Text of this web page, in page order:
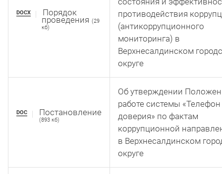
DOCX Порядок
проведения (29
кб)
противодействия
(антикоррупционного
мониторинга) в
Верхнесалдинском
округе
DOC Постановление
(893 кб)
Об утверждении
работе системы «Телефон
доверия» по фактам
коррупционной
в Верхнесалдинском
округе